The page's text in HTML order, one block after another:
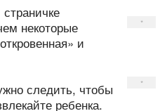
некоторые
и
следить, чтобы
ребенка.
*
*